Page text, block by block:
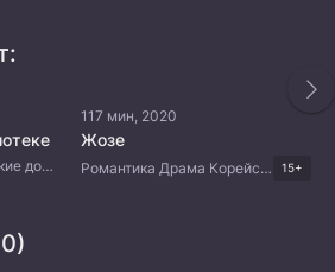
Романтика Драма Японские дорамы
117 мин, 2020
Жозе
Романтика Драма Корейские дорамы 15+